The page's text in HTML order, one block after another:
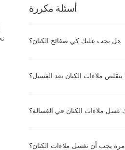
أسئلة مكررة
هل يجب عليك كي صفائح الكتان؟
ملاءات الكتان بعد الغسيل؟
غسل ملاءات الكتان في الغسالة؟
يجب أن تغسل ملاءات الكتان؟